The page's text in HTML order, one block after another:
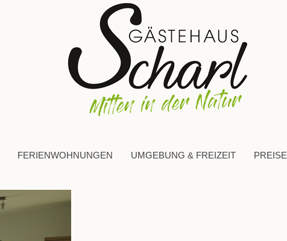
FERIENWOHNUNGEN UMGEBUNG & FREIZEIT PREISE